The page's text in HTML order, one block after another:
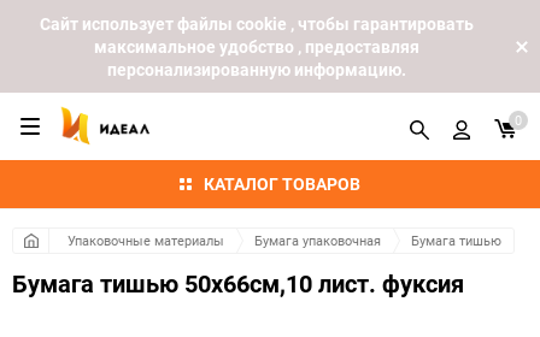
Cайт использует файлы cookie , чтобы гарантировать
максимальное удобство , предоставляя
персонализированную информацию.
КАТАЛОГ ТОВАРОВ
0
Упаковочные материалы Бумага упаковочная Бумага тишью
Бумага тишью 50х66см,10 лист. фуксия